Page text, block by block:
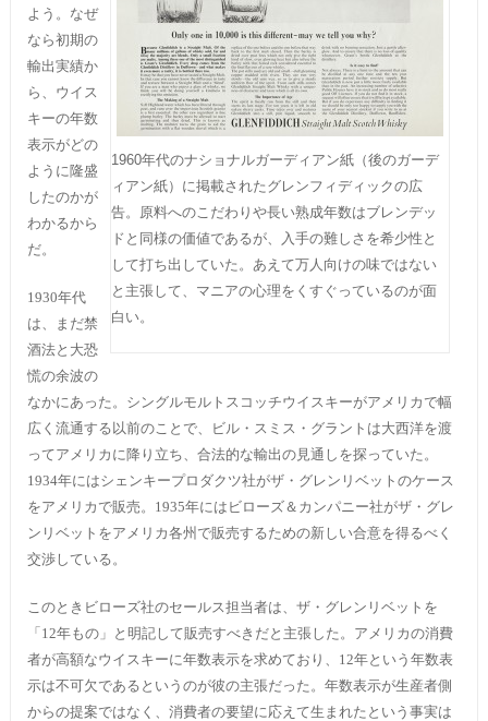
1960年代のナショナルガーディアン紙（後のガーデ
ィアン紙）に掲載されたグレンフィディックの広
告。原料へのこだわりや長い熟成年数はブレンデッ
ドと同様の価値であるが、入手の難しさを希少性と
して打ち出していた。あえて万人向けの味ではない
と主張して、マニアの心理をくすぐっているのが面
白い。
よう。なぜ
なら初期の
輸出実績か
ら、ウイス
キーの年数
表示がどの
ように隆盛
したのかが
わかるから
だ。
1930年代
は、まだ禁
酒法と大恐
慌の余波の
なかにあった。シングルモルトスコッチウイスキーがアメリカで幅
広く流通する以前のことで、ビル・スミス・グラントは大西洋を渡
ってアメリカに降り立ち、合法的な輸出の見通しを探っていた。
1934年にはシェンキープロダクツ社がザ・グレンリベットのケース
をアメリカで販売。1935年にはビローズ＆カンパニー社がザ・グレ
ンリベットをアメリカ各州で販売するための新しい合意を得るべく
交渉している。
このときビローズ社のセールス担当者は、ザ・グレンリベットを
「12年もの」と明記して販売すべきだと主張した。アメリカの消費
者が高額なウイスキーに年数表示を求めており、12年という年数表
示は不可欠であるというのが彼の主張だった。年数表示が生産者側
からの提案ではなく、消費者の要望に応えて生まれたという事実は